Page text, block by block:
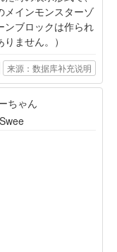
メインモンスターゾ
ンブロックは作られ
ません。）
来源：数据库补充说明
ちゃん